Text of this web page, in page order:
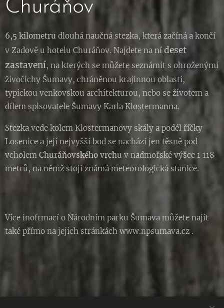
Churáňov
6,5 kilometru dlouhá naučná stezka, která začíná a končí
v Zadově u hotelu Churáňov. Najdete na ní deset
zastavení, na kterých se můžete seznámit s ohroženými
živočichy Šumavy, chráněnou krajinnou oblastí,
typickou venkovskou architekturou, nebo se životem a
dílem spisovatele Šumavy Karla Klostermanna.
Stezka vede kolem Klostermanovy skály a podél říčky
Losenice a její nejvyšší bod se nachází jen těsně pod
vcholem Churáňovského vrchu v nadmořské výšce 1 118
metrů, na němž stojí známá meteorologická stanice.
Více inofrmací o Národním parku Šumava můžete najít
také přímo na jejich stránkách www.npsumava.cz .